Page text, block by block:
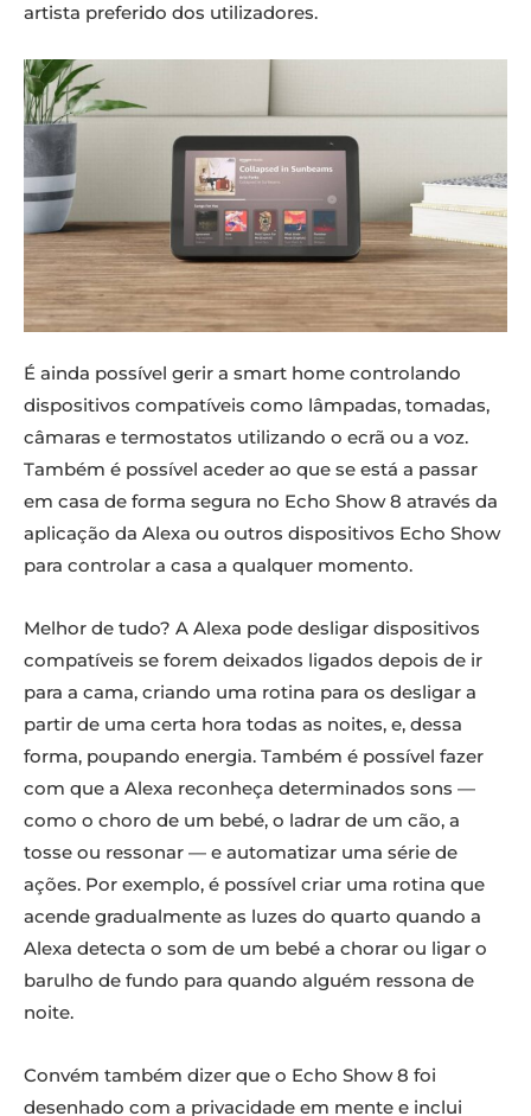
artista preferido dos utilizadores.
É ainda possível gerir a smart home controlando
dispositivos compatíveis como lâmpadas, tomadas,
câmaras e termostatos utilizando o ecrã ou a voz.
Também é possível aceder ao que se está a passar
em casa de forma segura no Echo Show 8 através da
aplicação da Alexa ou outros dispositivos Echo Show
para controlar a casa a qualquer momento.
Melhor de tudo? A Alexa pode desligar dispositivos
compatíveis se forem deixados ligados depois de ir
para a cama, criando uma rotina para os desligar a
partir de uma certa hora todas as noites, e, dessa
forma, poupando energia. Também é possível fazer
com que a Alexa reconheça determinados sons —
como o choro de um bebé, o ladrar de um cão, a
tosse ou ressonar — e automatizar uma série de
ações. Por exemplo, é possível criar uma rotina que
acende gradualmente as luzes do quarto quando a
Alexa detecta o som de um bebé a chorar ou ligar o
barulho de fundo para quando alguém ressona de
noite.
Convém também dizer que o Echo Show 8 foi
desenhado com a privacidade em mente e inclui